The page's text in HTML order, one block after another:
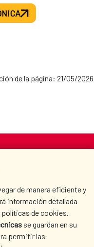
de la página: 21/05/2026
de manera eficiente y
información detallada
políticas de cookies.
se guardan en su
permitir las
DÓNDE COOPERAMOS
SALA DE PRENSA